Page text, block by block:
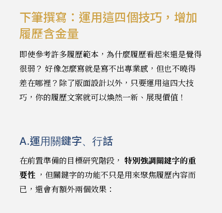
下筆撰寫：運用這四個技巧，增加
履歷含金量
即使參考許多履歷範本，為什麼履歷看起來還是覺得
很弱？ 好像怎麼寫就是寫不出專業感，但也不曉得
差在哪裡？除了版面設計以外，只要運用這四大技
巧，你的履歷文案就可以煥然一新、展現價值！
A.運用關鍵字、行話
在前置準備的目標研究階段， 特別強調關鍵字的重
要性，但關鍵字的功能不只是用來聚焦履歷內容而
已，還會有額外兩個效果：